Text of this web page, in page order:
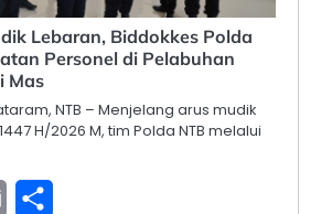
Lebaran, Biddokkes Polda
Personel di Pelabuhan
Mas
NTB – Menjelang arus mudik
H/2026 M, tim Polda NTB melalui
Email